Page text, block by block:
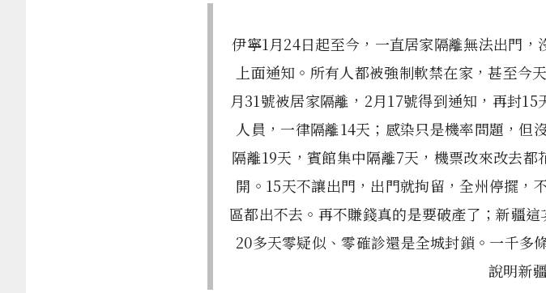
伊寧1月24日起至今，一直居家隔離無法出門
上面通知。所有人都被強制軟禁在家，甚至今
月31號被居家隔離，2月17號得到通知，再封
人員，一律隔離14天；感染只是機率問題，但
隔離19天，賓館集中隔離7天，機票改來改去
開。15天不讓出門，出門就拘留，全州停擺，
區都出不去。再不賺錢真的是要破產了；新疆
20多天零疑似、零確診還是全城封鎖。一千多
說明新